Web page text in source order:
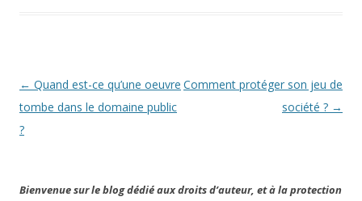
Navigation
des
articles
← Quand est-ce qu’une oeuvre
tombe dans le domaine public
?
Comment protéger son jeu de
société ? →
Bienvenue sur le blog dédié aux droits d’auteur, et à la protection